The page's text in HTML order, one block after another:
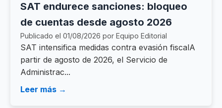
SAT endurece sanciones: bloqueo
de cuentas desde agosto 2026
Publicado el 01/08/2026 por Equipo Editorial
SAT intensifica medidas contra evasión fiscalA
partir de agosto de 2026, el Servicio de
Administrac...
Leer más →